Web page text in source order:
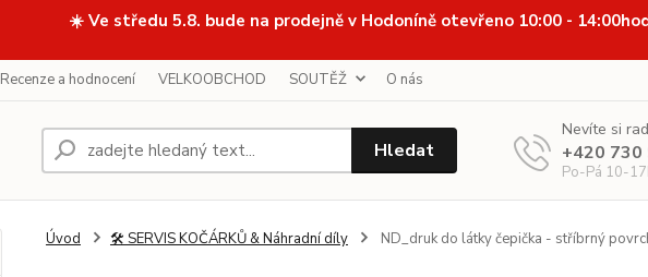
☀️ Ve středu 5.8. bude na prodejně v Hodoníně otevřeno 10:00 -
Recenze a hodnocení VELKOOBCHOD SOUTĚŽ O nás
Hledat
Nevíte si
+420 730
Po-Pá 10-
Úvod 🛠️ SERVIS KOČÁRKŮ & Náhradní díly ND_druk do látky čepička - stříbrný